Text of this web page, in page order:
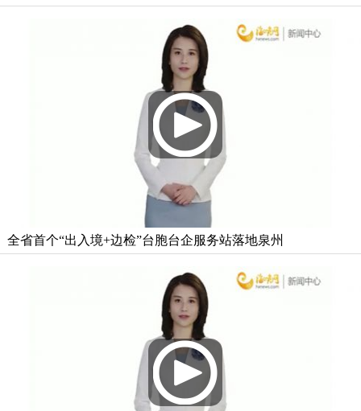
全省首个“出入境+边检”台胞台企服务站落地泉州